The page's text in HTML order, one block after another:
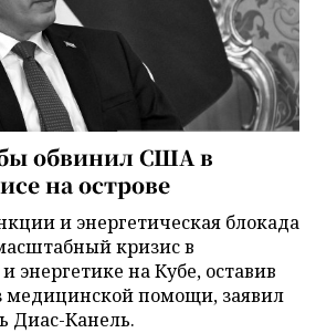
обвинил США в
на острове
и энергетическая блокада
кризис в
энергетике на Кубе, оставив
медицинской помощи, заявил
Диас-Канель.